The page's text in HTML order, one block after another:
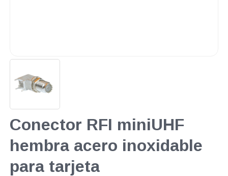
Conector RFI miniUHF
hembra acero inoxidable
para tarjeta